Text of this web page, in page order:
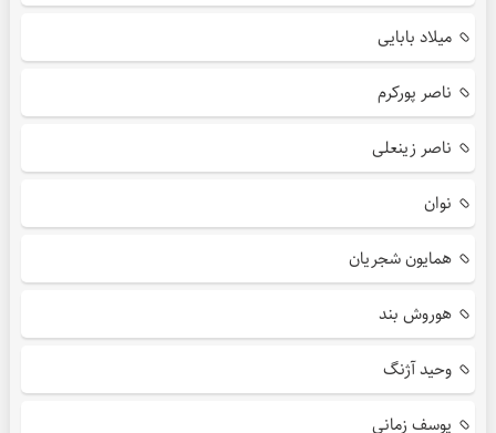
میلاد بابایی
ناصر پورکرم
ناصر زینعلی
نوان
همایون شجریان
هوروش بند
وحید آژنگ
یوسف زمانی